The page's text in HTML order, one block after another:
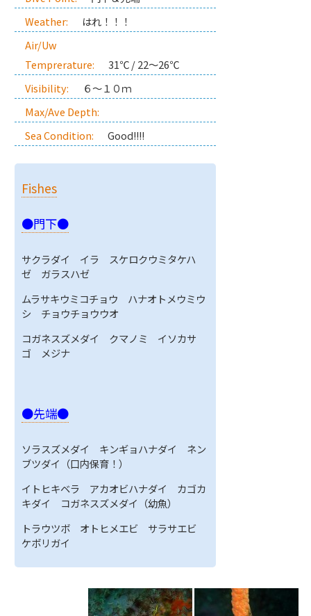
Weather:
はれ！！！
Air/Uw
Temprerature:
31℃ / 22～26℃
Visibility:
６～１０ｍ
Max/Ave Depth:
Sea Condition:
Good!!!!
Fishes
●門下●
サクラダイ イラ スケロクウミタケハ
ゼ ガラスハゼ
ムラサキウミコチョウ ハナオトメウミウ
シ チョウチョウウオ
コガネスズメダイ クマノミ イソカサ
ゴ メジナ
●先端●
ソラスズメダイ キンギョハナダイ ネン
ブツダイ（口内保育！）
イトヒキベラ アカオビハナダイ カゴカ
キダイ コガネスズメダイ（幼魚）
トラウツボ オトヒメエビ サラサエビ
ケボリガイ